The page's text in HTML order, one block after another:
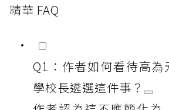
精華 FAQ
Q1：作者如何看待高為
學校長遴選這件事？